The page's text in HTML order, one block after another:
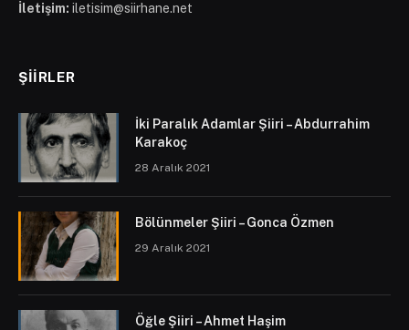
İletişim: iletisim@siirhane.net
ŞIIRLER
İki Paralık Adamlar Şiiri – Abdurrahim
Karakoç
28 Aralık 2021
Bölünmeler Şiiri – Gonca Özmen
29 Aralık 2021
Öğle Şiiri – Ahmet Haşim